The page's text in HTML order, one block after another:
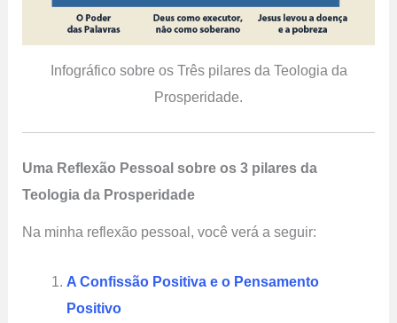
Infográfico sobre os Três pilares da Teologia da
Prosperidade.
Uma Reflexão Pessoal sobre os 3 pilares da
Teologia da Prosperidade
Na minha reflexão pessoal, você verá a seguir:
A Confissão Positiva e o Pensamento
Positivo